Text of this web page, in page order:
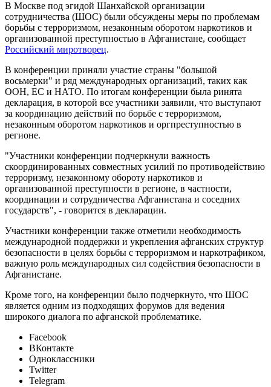
В Москве под эгидой Шанхайской организации
сотрудничества (ШОС) были обсуждены меры по проблемам
борьбы с терроризмом, незаконным оборотом наркотиков и
организованной преступностью в Афганистане, сообщает
Российский миротворец.
В конференции приняли участие страны "большой
восьмерки" и ряд международных организаций, таких как
ООН, ЕС и НАТО. По итогам конференции была ринята
декларация, в которой все участники заявили, что выступают
за координацию действий по борьбе с терроризмом,
незаконным оборотом наркотиков и оргпреступностью в
регионе.
"Участники конференции подчеркнули важность
скоординированных совместных усилий по противодействию
терроризму, незаконному обороту наркотиков и
организованной преступности в регионе, в частности,
координации и сотрудничества Афганистана и соседних
государств", - говорится в декларации.
Участники конференции также отметили необходимость
международной поддержки и укрепления афганских структур
безопасности в целях борьбы с терроризмом и наркотрафиком,
важную роль международных сил содействия безопасности в
Афганистане.
Кроме того, на конференции было подчеркнуто, что ШОС
является одним из подходящих форумов для ведения
широкого диалога по афганской проблематике.
Facebook
ВКонтакте
Одноклассники
Twitter
Telegram